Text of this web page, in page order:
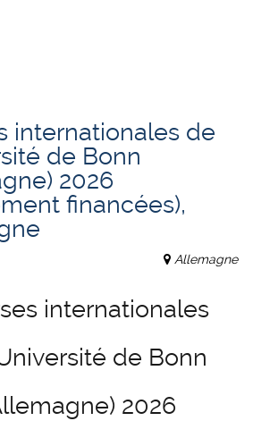
internationales de
de Bonn
2026
financées),
Allemagne
internationales
de Bonn
2026